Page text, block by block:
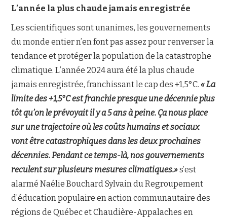
L’année la plus chaude jamais enregistrée
Les scientifiques sont unanimes, les gouvernements
du monde entier n’en font pas assez pour renverser la
tendance et protéger la population de la catastrophe
climatique. L’année 2024 aura été la plus chaude
jamais enregistrée, franchissant le cap des +1,5°C.« La
limite des +1,5°C est franchie presque une décennie plus
tôt qu’on le prévoyait il y a 5 ans à peine. Ça nous place
sur une trajectoire où les coûts humains et sociaux
vont être catastrophiques dans les deux prochaines
décennies. Pendant ce temps-là, nos gouvernements
reculent sur plusieurs mesures climatiques.»s’est
alarmé Naélie Bouchard Sylvain du Regroupement
d’éducation populaire en action communautaire des
régions de Québec et Chaudière-Appalaches en